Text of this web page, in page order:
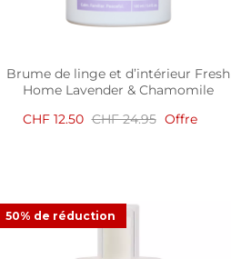
Brume de linge et d’intérieur Fresh
Home Lavender & Chamomile
CHF 12.50 CHF 24.95 Offre
50% de réduction
Recharge pour diffuseur de fragrance
intelligent Smart Home by PartyLite